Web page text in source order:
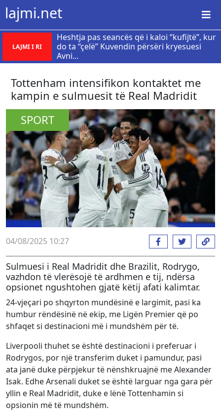
lajmi.net
LAJMI I RI
Heshtja pas seancës që i kaloi “kufijtë”, kur
do ta “çelë” Kuvendin përsëri kryesuesi
Avni...
Tottenham intensifikon kontaktet me
kampin e sulmuesit të Real Madridit
SPORT
04/08/2025 10:27
Sulmuesi i Real Madridit dhe Brazilit, Rodrygo,
vazhdon të vlerësojë të ardhmen e tij, ndërsa
opsionet ngushtohen gjatë këtij afati kalimtar.
24-vjeçari po shqyrton mundësinë e largimit, pasi ka
humbur rëndësinë në ekip, me Ligën Premier që po
shfaqet si destinacioni më i mundshëm për të.
Liverpooli thuhet se është destinacioni i preferuar i
Rodrygos, por një transferim duket i pamundur, pasi
ata janë duke përpjekur të nënshkruajnë me Alexander
Isak. Edhe Arsenali duket se është larguar nga gara për
yllin e Real Madridit, duke e lënë Tottenhamin si
opsionin më të mundshëm.